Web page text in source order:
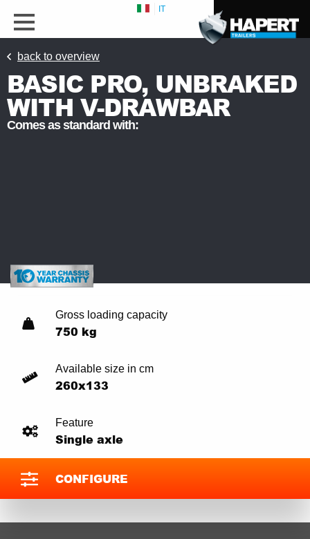
IT
back to overview
BASIC PRO, UNBRAKED
WITH V-DRAWBAR
Comes as standard with:
Gross loading capacity
750 kg
Available size in cm
260x133
Feature
Single axle
CONFIGURE